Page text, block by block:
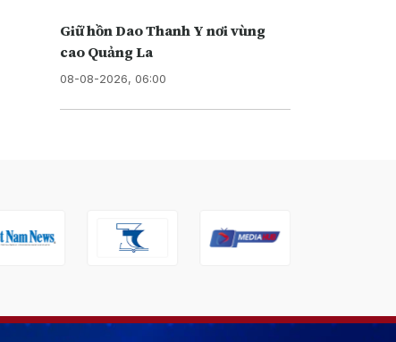
Giữ hồn Dao Thanh Y nơi vùng
cao Quảng La
08-08-2026, 06:00